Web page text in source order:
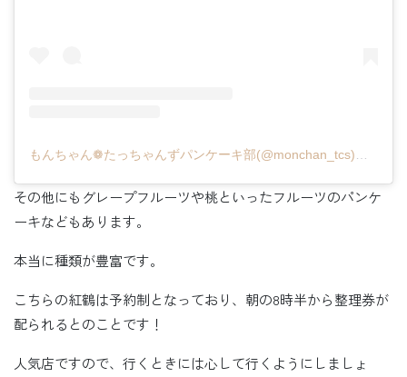
もんちゃん❁たっちゃんずパンケーキ部(@monchan_tcs)がシェアした投稿
その他にもグレープフルーツや桃といったフルーツのパンケ
ーキなどもあります。
本当に種類が豊富です。
こちらの紅鶴は予約制となっており、朝の8時半から整理券が
配られるとのことです！
人気店ですので、行くときには心して行くようにしましょ